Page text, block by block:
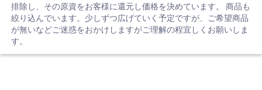
排除し、その原資をお客様に還元し価格を決めています。 商品も
絞り込んでいます。少しずつ広げていく予定ですが、ご希望商品
が無いなどご迷惑をおかけしますがご理解の程宜しくお願いしま
す。